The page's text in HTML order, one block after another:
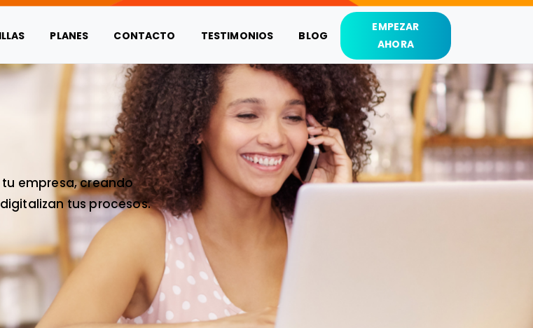
PLANES CONTACTO TESTIMONIOS BLOG
EMPEZAR
AHORA
tu empresa, creando
tus procesos.